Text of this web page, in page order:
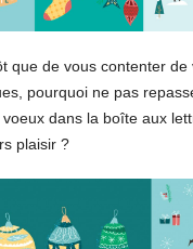
que de vous contenter de
pourquoi ne pas
dans la boîte aux
plaisir ?